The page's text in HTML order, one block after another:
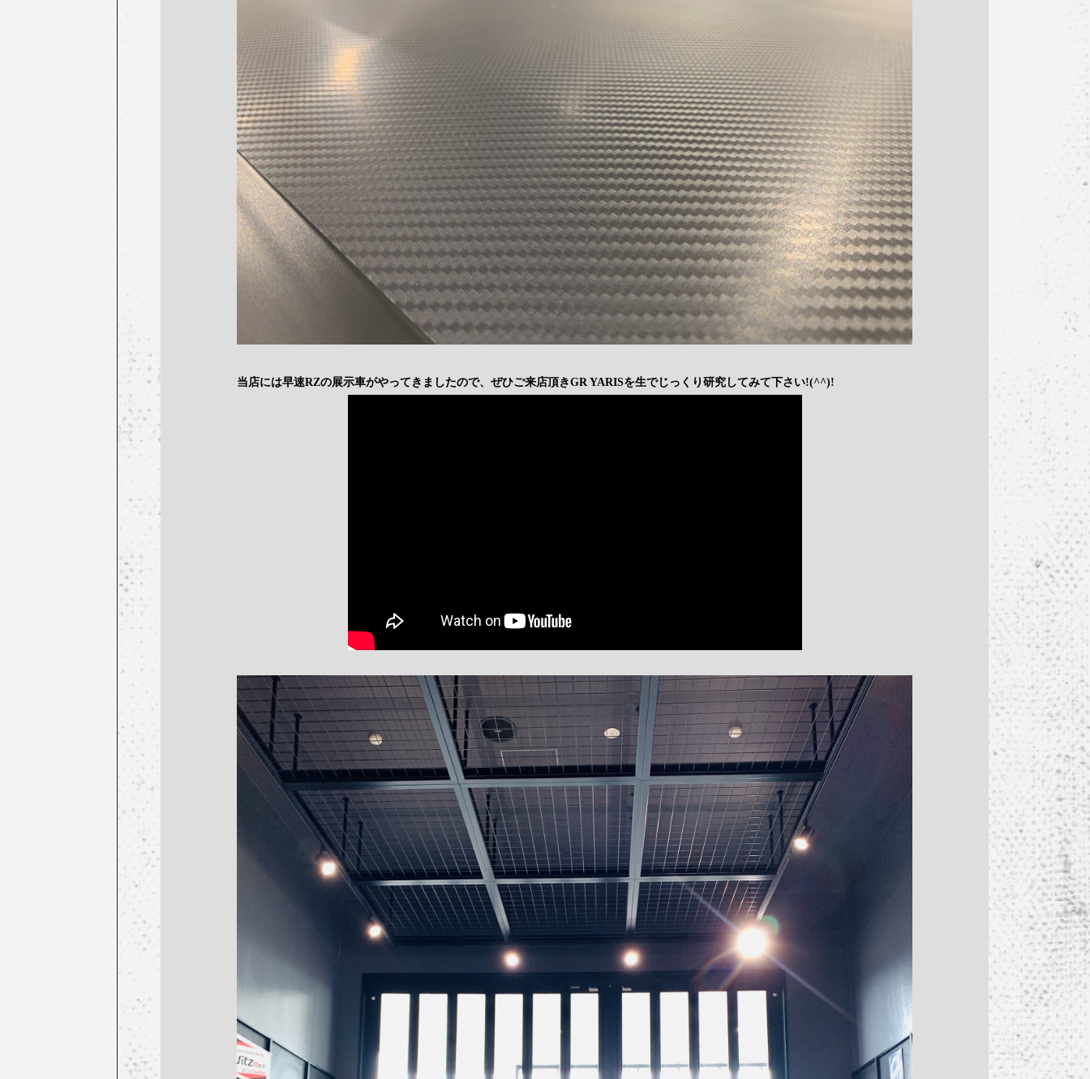
当店には早速RZの展示車がやってきましたので、ぜひご来店頂きGR YARISを生でじっくり研究してみて下さい!(^^)!